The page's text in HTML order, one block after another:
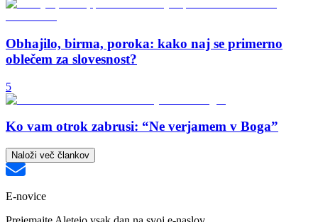
Obhajilo, birma, poroka: kako naj se primerno
oblečem za slovesnost?
5
Ko vam otrok zabrusi: “Ne verjamem v Boga”
Naloži več člankov
E-novice